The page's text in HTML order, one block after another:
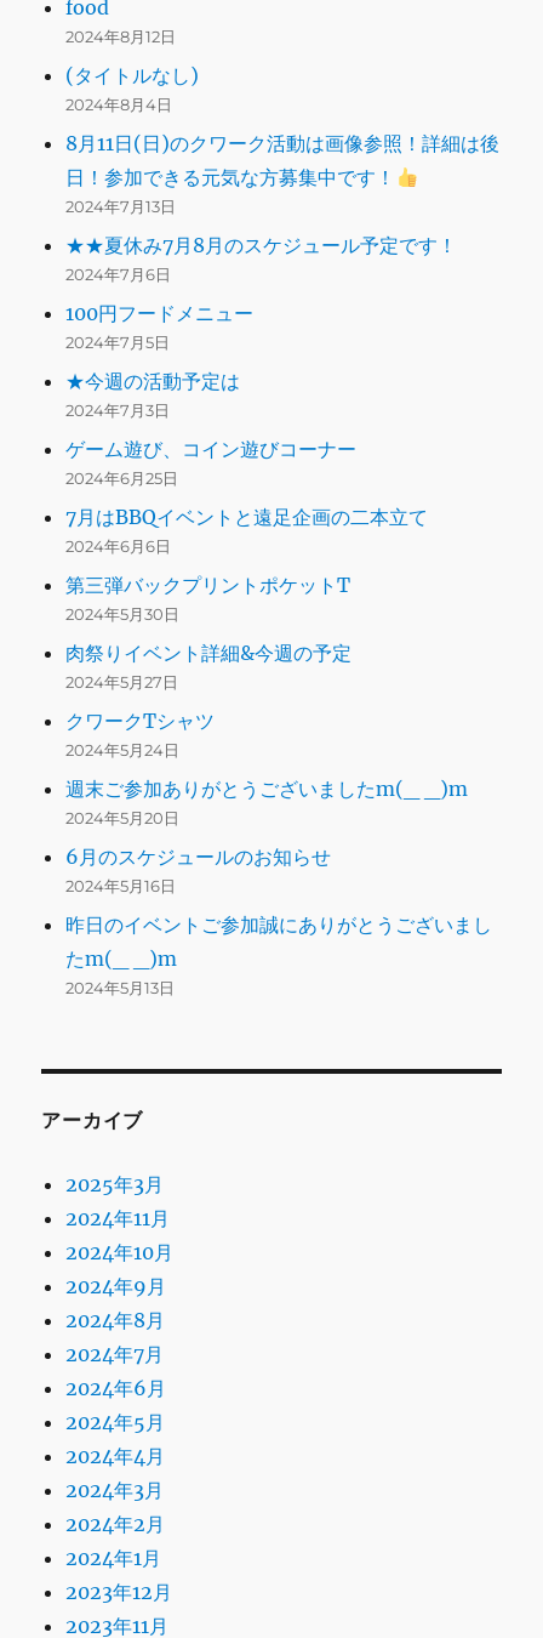
food
2024年8月12日
(タイトルなし)
2024年8月4日
8月11日(日)のクワーク活動は画像参照！詳細は後
日！参加できる元気な方募集中です！
2024年7月13日
★★夏休み7月8月のスケジュール予定です！
2024年7月6日
100円フードメニュー
2024年7月5日
★今週の活動予定は
2024年7月3日
ゲーム遊び、コイン遊びコーナー
2024年6月25日
7月はBBQイベントと遠足企画の二本立て
2024年6月6日
第三弾バックプリントポケットT
2024年5月30日
肉祭りイベント詳細&今週の予定
2024年5月27日
クワークTシャツ
2024年5月24日
週末ご参加ありがとうございましたm(_ _)m
2024年5月20日
6月のスケジュールのお知らせ
2024年5月16日
昨日のイベントご参加誠にありがとうございまし
たm(_ _)m
2024年5月13日
アーカイブ
2025年3月
2024年11月
2024年10月
2024年9月
2024年8月
2024年7月
2024年6月
2024年5月
2024年4月
2024年3月
2024年2月
2024年1月
2023年12月
2023年11月